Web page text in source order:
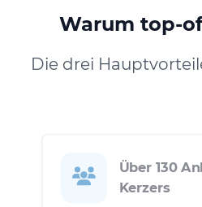
Warum top-
Die drei
Über 130
Kerzers